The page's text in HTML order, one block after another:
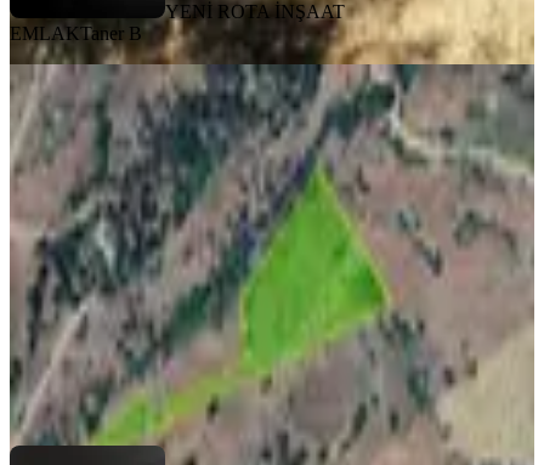
YENİ ROTA İNŞAAT
EMLAKTaner B
Doru'dan Yenidemir'de Tek Tapu
Yatırımlık 7392 M2 Satılık Tarla
Onikişubat, Yenidemir Mahallesi
7392 m²·254/m²·29.07.2026
1.875.000 ₺
Doru Gayrimenkul Murat Zincirkıran
Ara